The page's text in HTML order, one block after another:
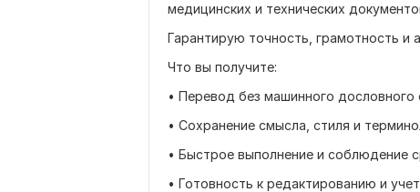
медицинских и технических
Гарантирую точность, грамотность и
Что вы получите:
• Перевод без машинного дословного
• Сохранение смысла, стиля и
• Быстрое выполнение и соблюдение
• Готовность к редактированию и